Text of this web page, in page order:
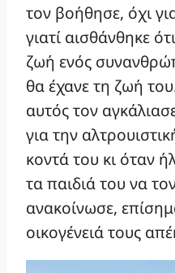
τον βοήθησε, όχι
γιατί αισθάνθηκε
ζωή ενός
θα έχανε τη ζωή
αυτός τον
για την
κοντά του κι όταν
τα παιδιά του να
ανακοίνωσε,
οικογένειά τους